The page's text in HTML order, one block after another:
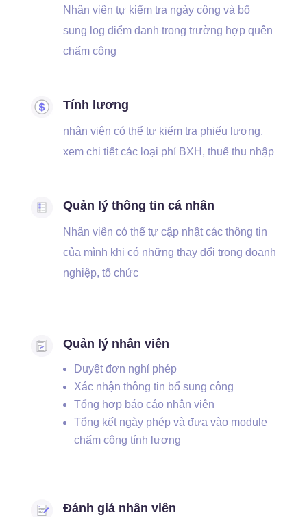
Nhân viên tự kiểm tra ngày công và bổ
sung log điểm danh trong trường hợp quên
chấm công
Tính lương
nhân viên có thể tự kiểm tra phiếu lương,
xem chi tiết các loại phí BXH, thuế thu nhập
Quản lý thông tin cá nhân
Nhân viên có thể tự cập nhật các thông tin
của mình khi có những thay đổi trong doanh
nghiệp, tổ chức
Quản lý nhân viên
Duyệt đơn nghỉ phép
Xác nhận thông tin bổ sung công
Tổng hợp báo cáo nhân viên
Tổng kết ngày phép và đưa vào module
chấm công tính lương
Đánh giá nhân viên